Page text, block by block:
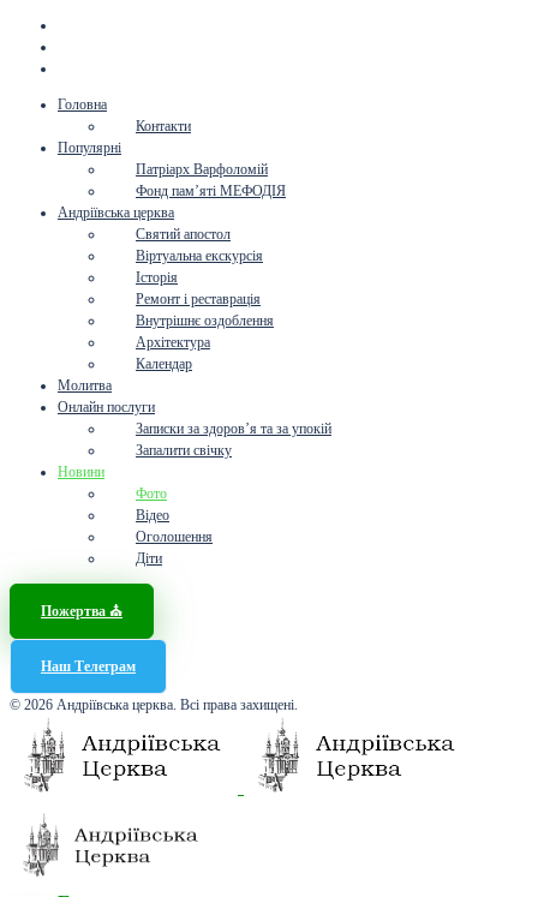
Головна
Контакти
Популярні
Патріарх Варфоломій
Фонд пам’яті МЕФОДІЯ
Андріївська церква
Святий апостол
Віртуальна екскурсія
Історія
Ремонт і реставрація
Внутрішнє оздоблення
Архітектура
Календар
Молитва
Онлайн послуги
Записки за здоров’я та за упокій
Запалити свічку
Новини
Фото
Відео
Оголошення
Діти
Пожертва ⛪️
Наш Телеграм
© 2026 Андріївська церква. Всі права захищені.